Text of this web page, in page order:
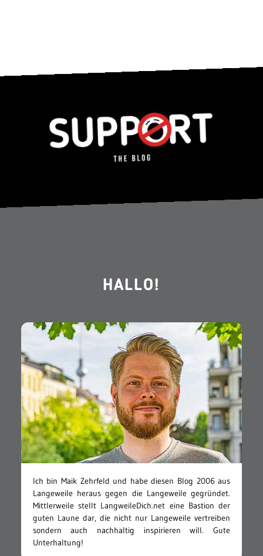
HALLO!
Ich bin Maik Zehrfeld und habe diesen Blog 2006 aus
Langeweile heraus gegen die Langeweile gegründet.
Mittlerweile stellt LangweileDich.net eine Bastion der
guten Laune dar, die nicht nur Langeweile vertreiben
sondern auch nachhaltig inspirieren will. Gute
Unterhaltung!